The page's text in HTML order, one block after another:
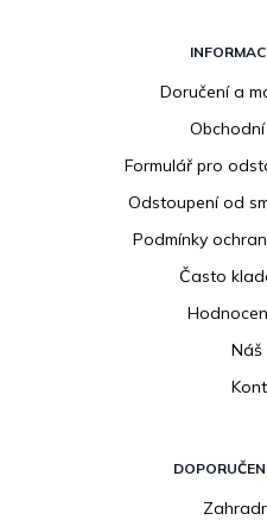
Doručení a
Formulář pro
Odstoupení od
Podmínky
Často
Náš